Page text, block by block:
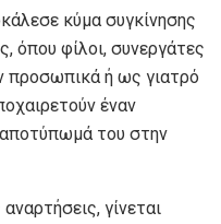
κύμα συγκίνησης
όπου φίλοι, συνεργάτες
προσωπικά ή ως γιατρό
έναν
του στην
γίνεται